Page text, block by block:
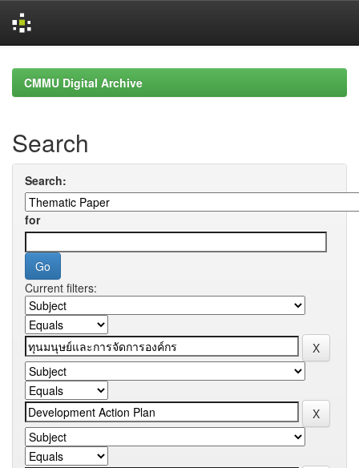
navigationCMMU Digital Archive
Search
Search:
for
Current filters: